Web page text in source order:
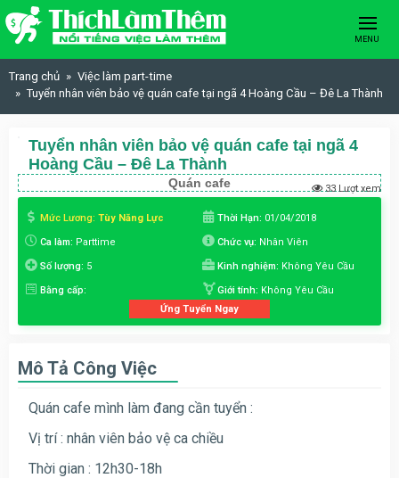
Skip to content
MENU
Trang chủ
Việc làm part-time
Tuyển nhân viên bảo vệ quán cafe tại ngã 4 Hoàng Cầu – Đê La Thành
Tuyển nhân viên bảo vệ quán cafe tại ngã 4
Hoàng Cầu – Đê La Thành
Quán cafe 33 Lượt xem
Mức Lương: Tùy Năng Lực Thời Hạn: 01/04/2018
Ca làm: Parttime Chức vụ: Nhân Viên
Số lượng: 5 Kinh nghiệm: Không Yêu Cầu
Bằng cấp: Giới tính: Không Yêu Cầu
Ứng Tuyển Ngay
Mô Tả Công Việc
Quán cafe mình làm đang cần tuyển :
Vị trí : nhân viên bảo vệ ca chiều
Thời gian : 12h30-18h